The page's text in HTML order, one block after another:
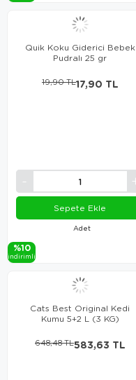
Quik Koku Giderici Bebek
Pudralı 25 gr
Adet
17,90 TL
19,90 TL
Sepete Ekle
%10
i̇ndi̇ri̇mli̇
Cats Best Original Kedi
Kumu 5+2 L (3 KG)
583,63 TL
648,48 TL